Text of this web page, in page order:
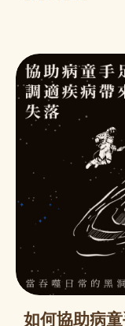
如何協助病